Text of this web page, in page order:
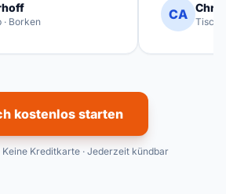
Borken CA
kostenlos starten
Keine Kreditkarte · Jederzeit kündbar